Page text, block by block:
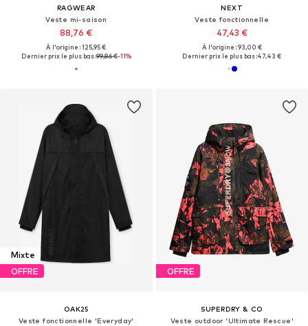
RAGWEAR
Veste mi-saison
88,76 €
À l'origine : 125,95 €
Dernier prix le plus bas :99,86 €-11%
NEXT
Veste fonctionnelle
47,43 €
À l'origine : 93,00 €
Dernier prix le plus bas :47,43 €
Mixte
OFFRE
OAK25
Veste fonctionnelle 'Everyday'
OFFRE
SUPERDRY & CO
Veste outdoor 'Ultimate Rescue'